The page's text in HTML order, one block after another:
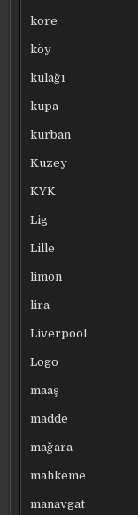
kore
köy
kulağı
kupa
kurban
Kuzey
KYK
Lig
Lille
limon
lira
Liverpool
Logo
maaş
madde
mağara
mahkeme
manavgat